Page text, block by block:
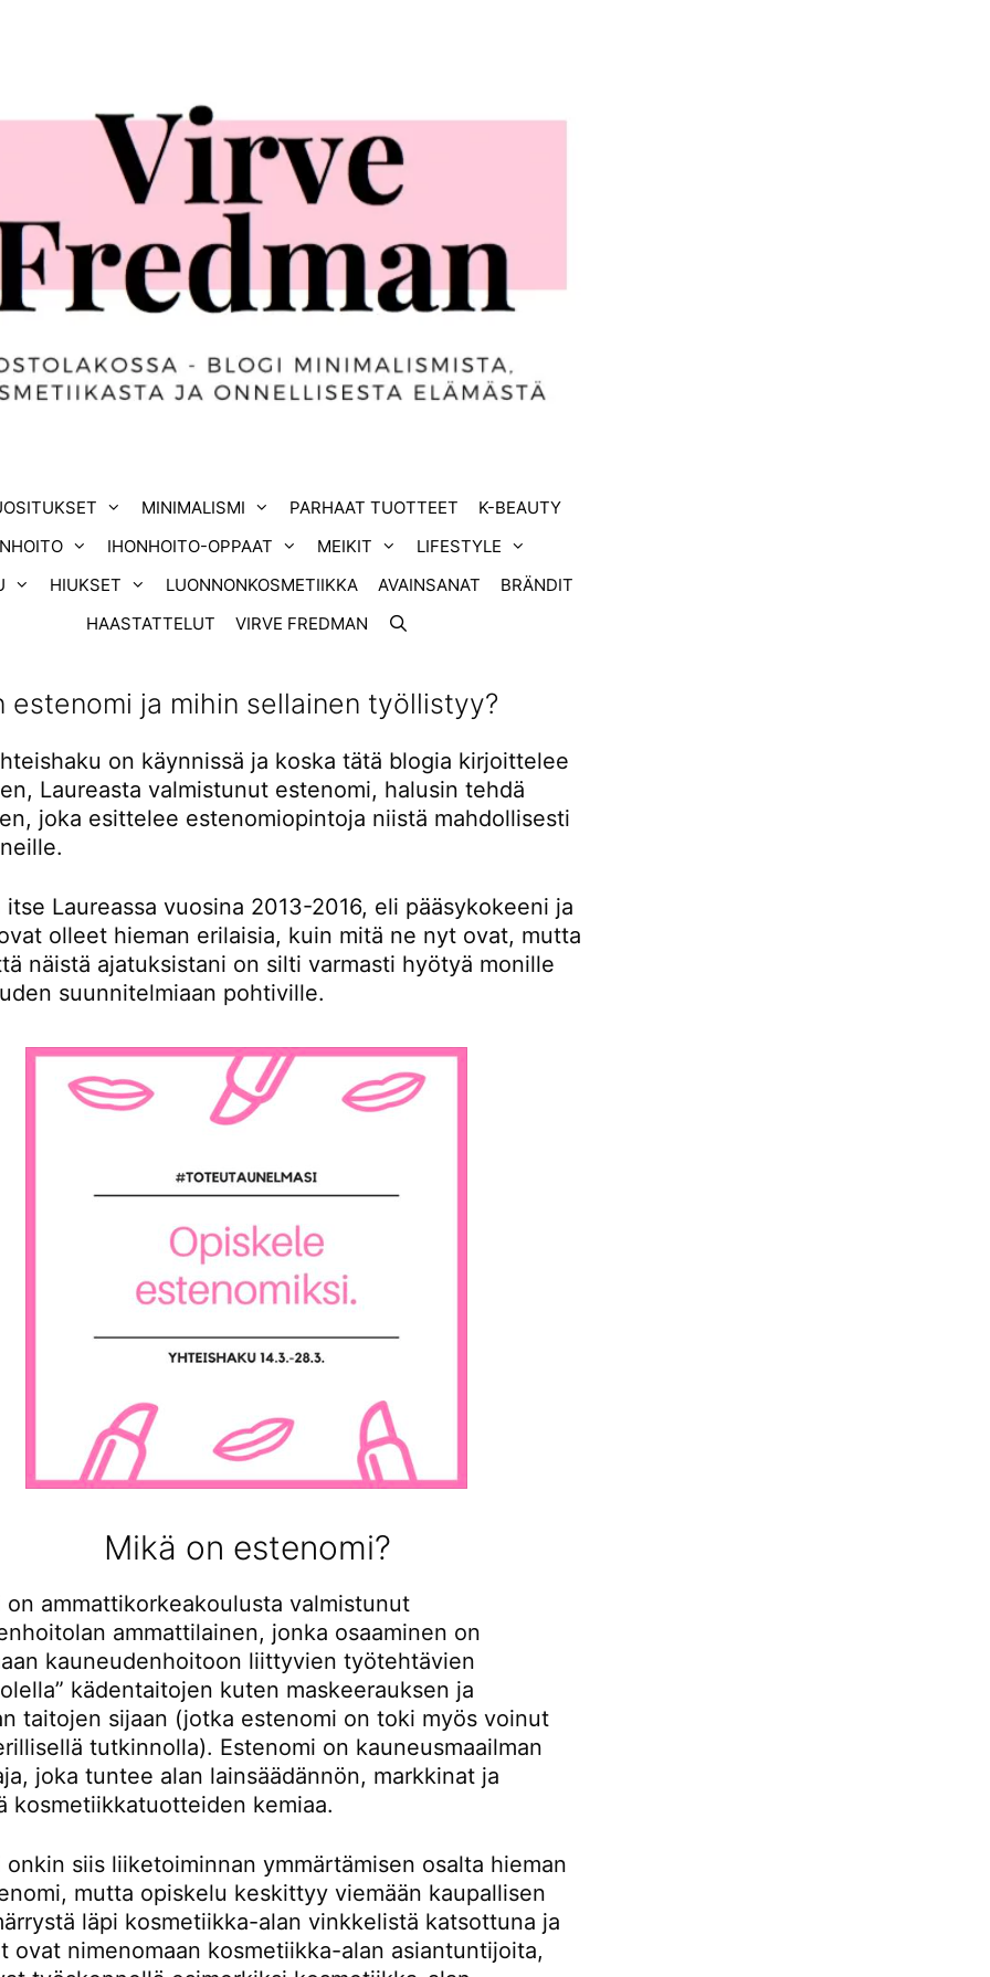
MINIMALISMI PARHAAT TUOTTEET
K-BEAUTY
IHONHOITO-OPPAAT MEIKIT
LIFESTYLE
HIUKSET LUONNONKOSMETIIKKA AVAINSANAT
BRÄNDIT
HAASTATTELUT
VIRVE FREDMAN
estenomi ja mihin sellainen työllistyy?
on käynnissä ja koska tätä blogia kirjoittelee
Laureasta valmistunut estenomi, halusin tehdä
joka esittelee estenomiopintoja niistä mahdollisesti
itse Laureassa vuosina 2013-2016, eli pääsykokeeni ja
olleet hieman erilaisia, kuin mitä ne nyt ovat, mutta
näistä ajatuksistani on silti varmasti hyötyä monille
suunnitelmiaan pohtiville.
Mikä on estenomi?
on ammattikorkeakoulusta valmistunut
ammattilainen, jonka osaaminen on
kauneudenhoitoon liittyvien työtehtävien
kädentaitojen kuten maskeerauksen ja
taitojen sijaan (jotka estenomi on toki myös voinut
tutkinnolla). Estenomi on kauneusmaailman
joka tuntee alan lainsäädännön, markkinat ja
kosmetiikkatuotteiden kemiaa.
onkin siis liiketoiminnan ymmärtämisen osalta hieman
mutta opiskelu keskittyy viemään kaupallisen
läpi kosmetiikka-alan vinkkelistä katsottuna ja
ovat nimenomaan kosmetiikka-alan asiantuntijoita,